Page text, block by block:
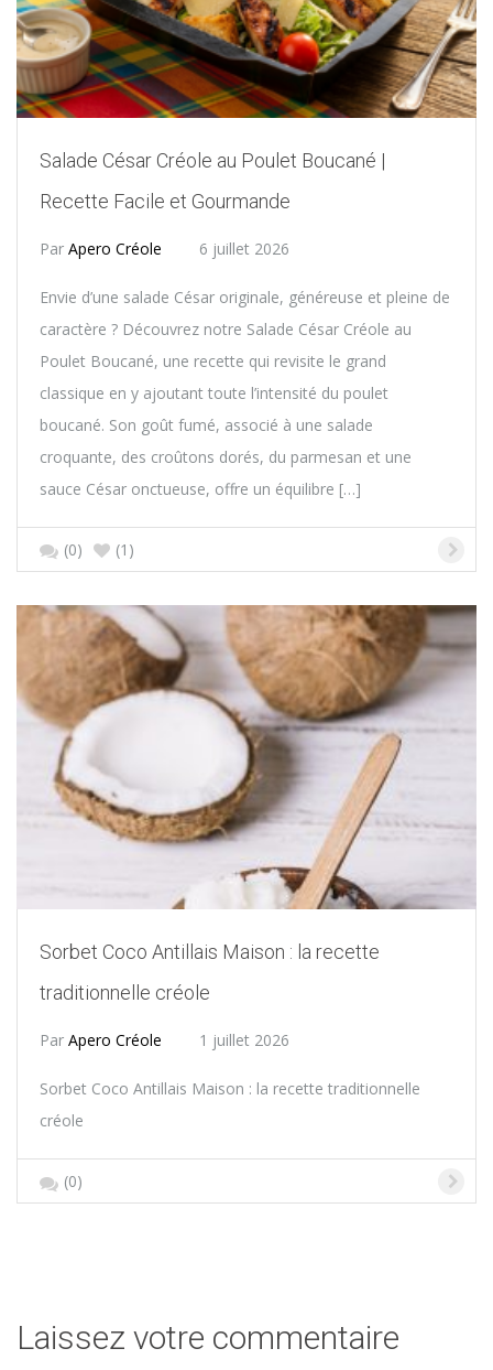
Salade César Créole au Poulet Boucané |
Recette Facile et Gourmande
Par Apero Créole 6 juillet 2026
Envie d’une salade César originale, généreuse et pleine de
caractère ? Découvrez notre Salade César Créole au
Poulet Boucané, une recette qui revisite le grand
classique en y ajoutant toute l’intensité du poulet
boucané. Son goût fumé, associé à une salade
croquante, des croûtons dorés, du parmesan et une
sauce César onctueuse, offre un équilibre […]
(0) (1)
Sorbet Coco Antillais Maison : la recette
traditionnelle créole
Par Apero Créole 1 juillet 2026
Sorbet Coco Antillais Maison : la recette traditionnelle
créole
(0)
Laissez votre commentaire